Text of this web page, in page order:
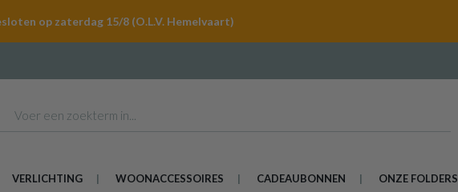
op zaterdag 15/8 (O.L.V. Hemelvaart)
VERLICHTING WOONACCESSOIRES CADEAUBONNEN ONZE FOLDERS